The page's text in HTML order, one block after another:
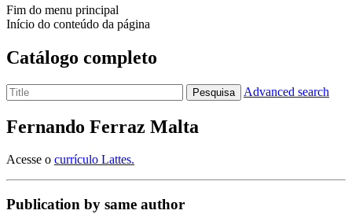
Fim do menu principal
Início do conteúdo da página
Catálogo completo
Pesquisa Advanced search
Fernando Ferraz Malta
Acesse o currículo Lattes.
Publication by same author